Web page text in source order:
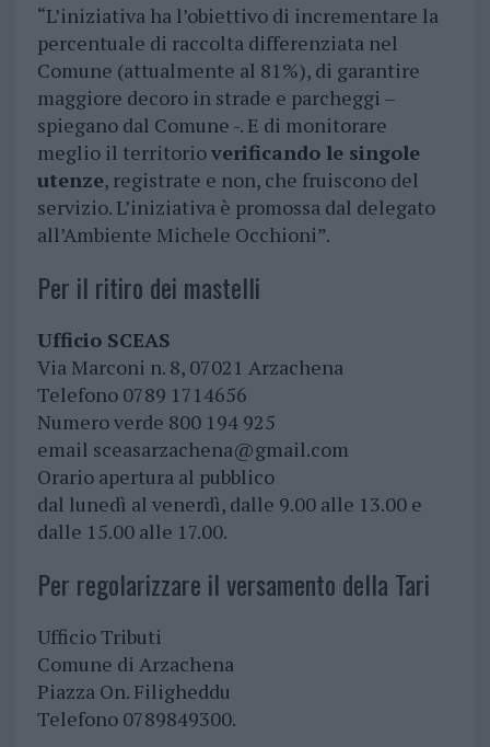
“L’iniziativa ha l’obiettivo di incrementare la
percentuale di raccolta differenziata nel
Comune (attualmente al 81%), di garantire
maggiore decoro in strade e parcheggi –
spiegano dal Comune -. E di monitorare
meglio il territorioverificando le singole
utenze, registrate e non, che fruiscono del
servizio. L’iniziativa è promossa dal delegato
all’Ambiente Michele Occhioni”.
Per il ritiro dei mastelli
Ufficio SCEAS
Via Marconi n. 8, 07021 Arzachena
Telefono 0789 1714656
Numero verde 800 194 925
email sceasarzachena@gmail.com
Orario apertura al pubblico
dal lunedì al venerdì, dalle 9.00 alle 13.00 e
dalle 15.00 alle 17.00.
Per regolarizzare il versamento della Tari
Ufficio Tributi
Comune di Arzachena
Piazza On. Filigheddu
Telefono 0789849300.